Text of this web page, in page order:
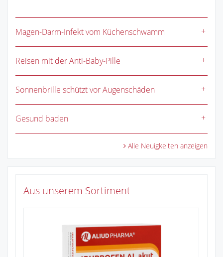
Magen-Darm-Infekt vom Küchenschwamm
Reisen mit der Anti-Baby-Pille
Sonnenbrille schützt vor Augenschäden
Gesund baden
Alle Neuigkeiten anzeigen
Aus unserem Sortiment